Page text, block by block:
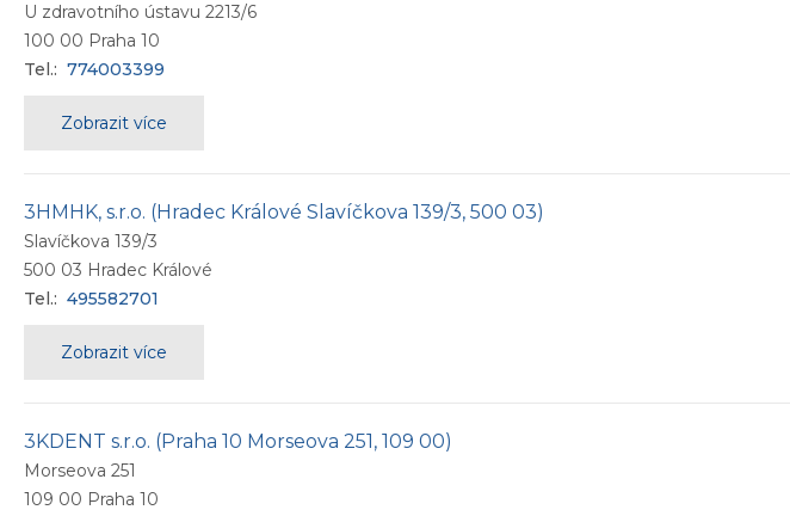
U zdravotního ústavu 2213/6
100 00 Praha 10
Tel.: 774003399
Zobrazit více
3HMHK, s.r.o. (Hradec Králové Slavíčkova 139/3, 500 03)
Slavíčkova 139/3
500 03 Hradec Králové
Tel.: 495582701
Zobrazit více
3KDENT s.r.o. (Praha 10 Morseova 251, 109 00)
Morseova 251
109 00 Praha 10